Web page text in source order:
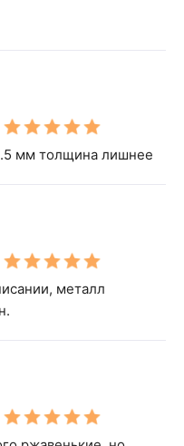
мм толщина лишнее
металл